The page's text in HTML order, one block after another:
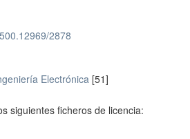
2878
Electrónica [51]
siguientes ficheros de licencia: